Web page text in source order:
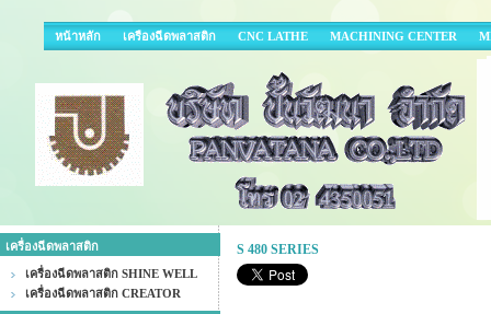
หน้าหลัก เครืองฉีดพลาสติก CNC LATHE MACHINING CENTER
เครื่องฉีดพลาสติก
เครื่องฉีดพลาสติก SHINE WELL
เครื่องฉีดพลาสติก CREATOR
S 480 SERIES